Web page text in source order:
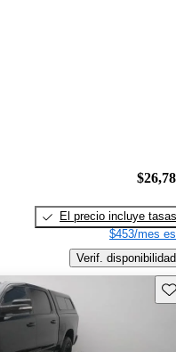
El precio incluye tasas
$453/mes
Verif. disponibilidad